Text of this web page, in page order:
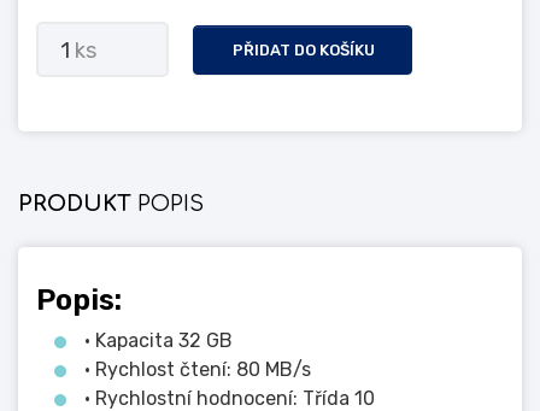
1 ks PŘIDAT DO KOŠÍKU
PRODUKT POPIS
Popis:
• Kapacita 32 GB
• Rychlost čtení: 80 MB/s
• Rychlostní hodnocení: Třída 10